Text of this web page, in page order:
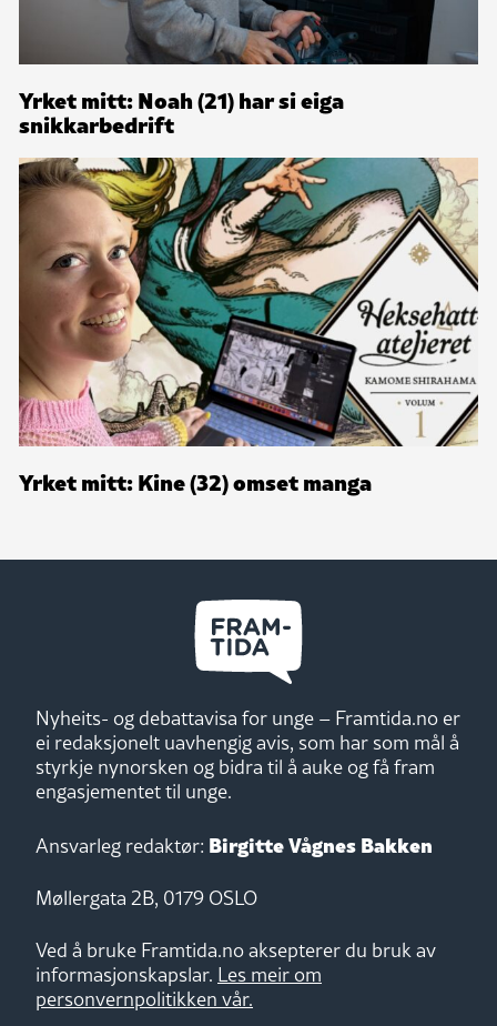
Yrket mitt: Noah (21) har si eiga
snikkarbedrift
Yrket mitt: Kine (32) omset manga
Nyheits- og debattavisa for unge – Framtida.no er
ei redaksjonelt uavhengig avis, som har som mål å
styrkje nynorsken og bidra til å auke og få fram
engasjementet til unge.
Ansvarleg redaktør: Birgitte Vågnes Bakken
Møllergata 2B, 0179 OSLO
Ved å bruke Framtida.no aksepterer du bruk av
informasjonskapslar. Les meir om
personvernpolitikken vår.